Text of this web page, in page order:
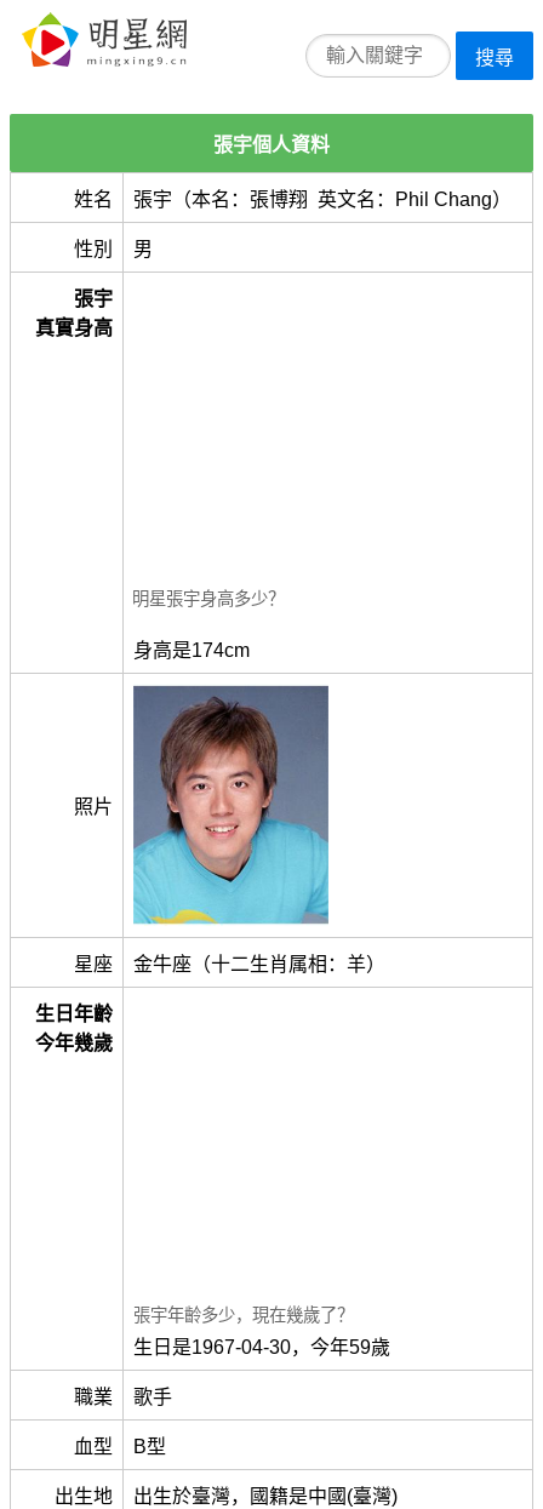
搜尋
張宇個人資料
姓名 張宇（本名：張博翔 英文名：Phil Chang）
性別 男
張宇
真實身高
明星張宇身高多少？
身高是174cm
照片
星座 金牛座（十二生肖属相：羊）
生日年齡
今年幾歲
張宇年齡多少，現在幾歲了？
生日是1967-04-30，今年59歲
職業 歌手
血型 B型
出生地 出生於臺灣，國籍是中國(臺灣)